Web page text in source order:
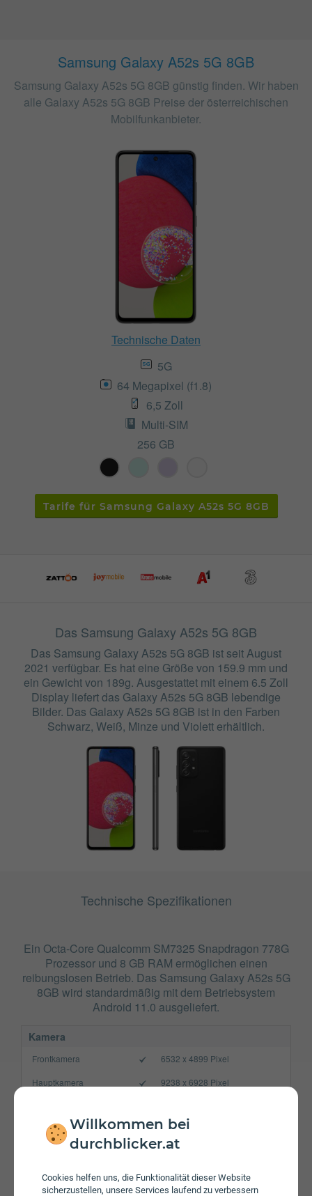
Willkommen bei
durchblicker.at
Cookies helfen uns, die Funktionalität dieser Website
sicherzustellen, unsere Services laufend zu verbessern
Samsung Galaxy A52s 5G 8GB
Samsung Galaxy A52s 5G 8GB günstig finden. Wir haben
alle Galaxy A52s 5G 8GB Preise der österreichischen
Mobilfunkanbieter.
Technische Daten
5G
64 Megapixel (f1.8)
6,5 Zoll
Multi-SIM
256 GB
Tarife für Samsung Galaxy A52s 5G 8GB
Das Samsung Galaxy A52s 5G 8GB
Das Samsung Galaxy A52s 5G 8GB ist seit August
2021 verfügbar. Es hat eine Größe von 159.9 mm und
ein Gewicht von 189g. Ausgestattet mit einem 6.5 Zoll
Display liefert das Galaxy A52s 5G 8GB lebendige
Bilder. Das Galaxy A52s 5G 8GB ist in den Farben
Schwarz, Weiß, Minze und Violett erhältlich.
Technische Spezifikationen
Ein Octa-Core Qualcomm SM7325 Snapdragon 778G
Prozessor und 8 GB RAM ermöglichen einen
reibungslosen Betrieb. Das Samsung Galaxy A52s 5G
8GB wird standardmäßig mit dem Betriebsystem
Android 11.0 ausgeliefert.
Kamera
Frontkamera
6532 x 4899 Pixel
Hauptkamera
9238 x 6928 Pixel
Bluetooth
5.0
WLAN
802.11a/​b/​g/​n/​ac